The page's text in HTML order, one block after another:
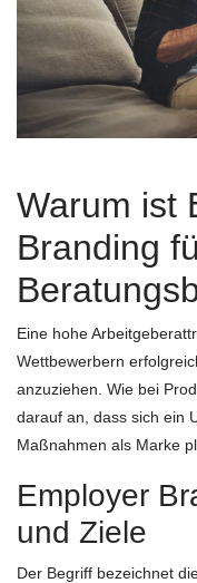
Warum ist
Branding
Eine hohe
Wettbewerbern
anzuziehen. Wie bei
darauf an, dass sich ein
Maßnahmen als Marke
Employer
und Ziele
Der Begriff bezeichnet